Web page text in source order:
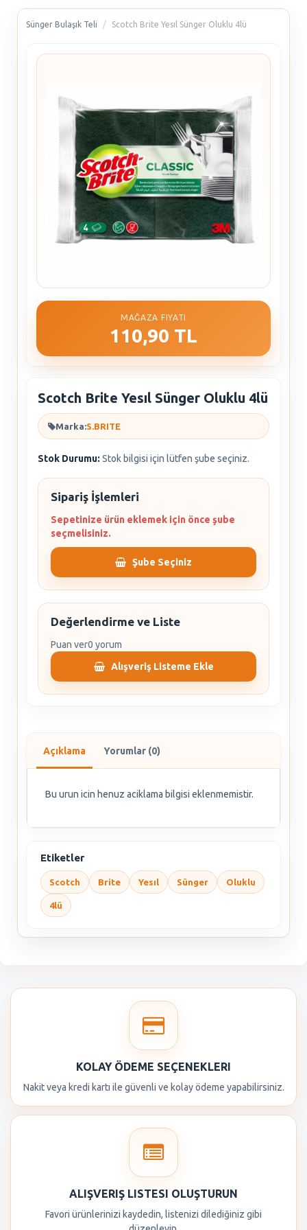
Sünger Bulaşık Teli Scotch Brite Yesıl Sünger Oluklu 4lü
MAĞAZA FIYATI
110,90 TL
Scotch Brite Yesıl Sünger Oluklu 4lü
Marka:S.BRITE
Stok Durumu: Stok bilgisi için lütfen şube seçiniz.
Sipariş İşlemleri
Sepetinize ürün eklemek için önce şube
seçmelisiniz.
Şube Seçiniz
Değerlendirme ve Liste
Puan ver0 yorum
Alışveriş Listeme Ekle
Açıklama Yorumlar (0)
Bu urun icin henuz aciklama bilgisi eklenmemistir.
Etiketler
Scotch Brite Yesıl Sünger Oluklu
4lü
KOLAY ÖDEME SEÇENEKLERI
Nakit veya kredi kartı ile güvenli ve kolay ödeme yapabilirsiniz.
ALIŞVERIŞ LISTESI OLUŞTURUN
Favori ürünlerinizi kaydedin, listenizi dilediğiniz gibi